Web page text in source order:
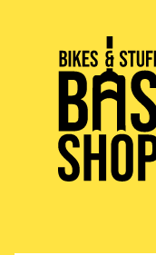
BIKES & STUFF